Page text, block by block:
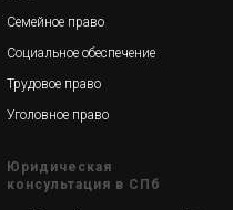
Семейное право
Социальное обеспечение
Трудовое право
Уголовное право
Юридическая
консультация в СПб